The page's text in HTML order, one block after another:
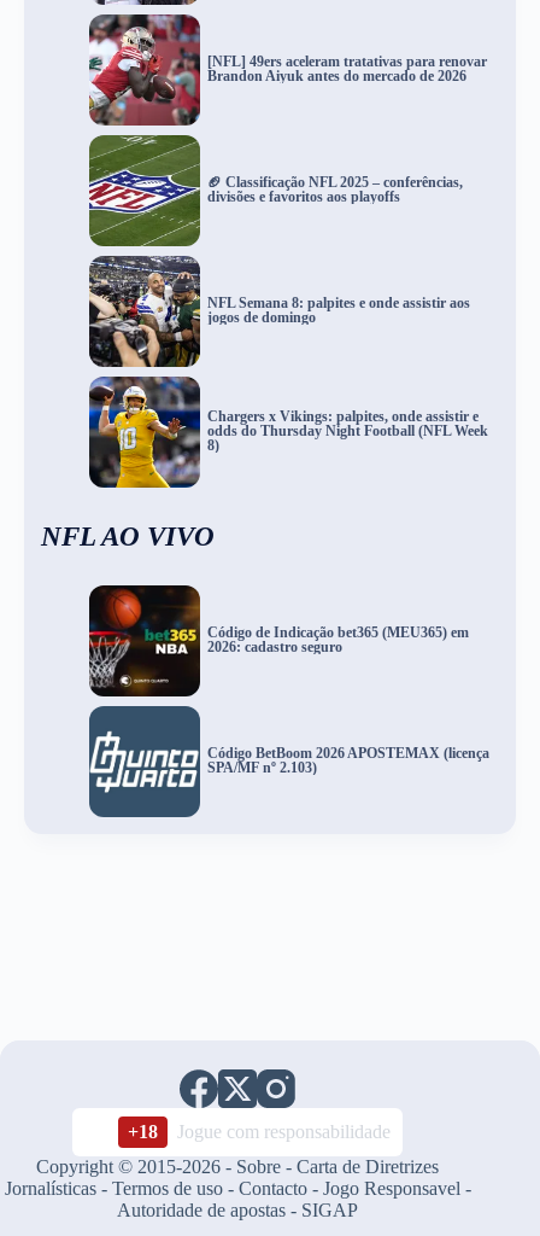
[NFL] 49ers aceleram tratativas para renovar
Brandon Aiyuk antes do mercado de 2026
🏈 Classificação NFL 2025 – conferências,
divisões e favoritos aos playoffs
NFL Semana 8: palpites e onde assistir aos
jogos de domingo
Chargers x Vikings: palpites, onde assistir e
odds do Thursday Night Football (NFL Week
8)
NFL AO VIVO
Código de Indicação bet365 (MEU365) em
2026: cadastro seguro
Código BetBoom 2026 APOSTEMAX (licença
SPA/MF nº 2.103)
+18
Jogue com responsabilidade
Copyright © 2015-2026 - Sobre -Carta de Diretrizes
Jornalísticas- Termos de uso- Contacto- Jogo Responsavel -
Autoridade de apostas - SIGAP